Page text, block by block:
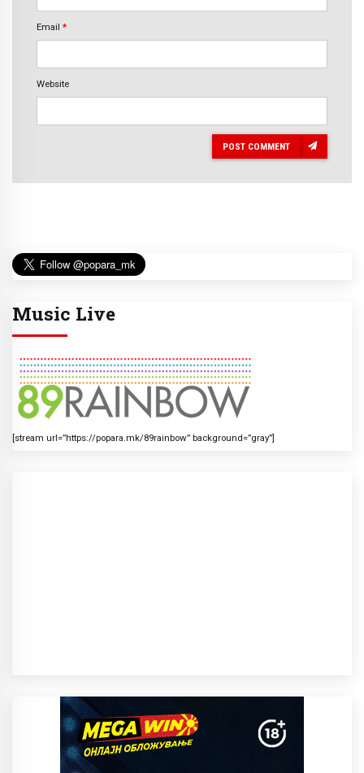
Email *
Website
POST COMMENT
Music Live
[stream url=”https://popara.mk/89rainbow” background=”gray”]